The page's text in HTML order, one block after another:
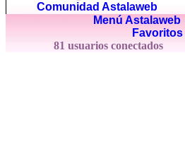
Comunidad Astalaweb
Menú Astalaweb|
Favoritos
81 usuarios conectados